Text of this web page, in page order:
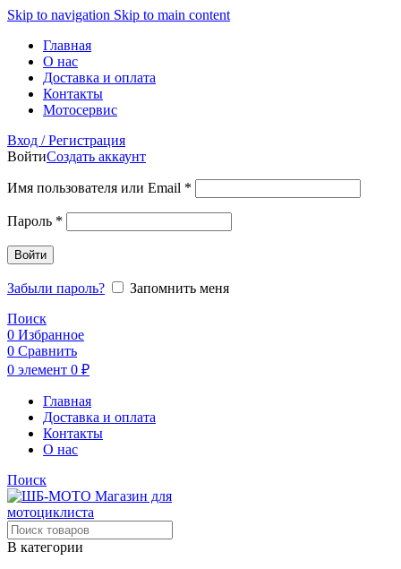
Skip to navigation Skip to main content
Главная
О нас
Доставка и оплата
Контакты
Мотосервис
Вход / Регистрация
ВойтиСоздать аккаунт
Имя пользователя или Email *
Пароль *
Войти
Забыли пароль?
Запомнить меня
Поиск
0 Избранное
0 Сравнить
0 элемент 0 ₽
Главная
Доставка и оплата
Контакты
О нас
Поиск
В категории